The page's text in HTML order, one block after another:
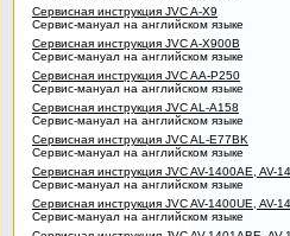
Сервисная инструкция JVC A-X9
Сервис-мануал на английском языке
Сервисная инструкция JVC A-X900B
Сервис-мануал на английском языке
Сервисная инструкция JVC AA-P250
Сервис-мануал на английском языке
Сервисная инструкция JVC AL-A158
Сервис-мануал на английском языке
Сервисная инструкция JVC AL-E77BK
Сервис-мануал на английском языке
Сервисная инструкция JVC AV-1400AE, AV-
Сервис-мануал на английском языке
Сервисная инструкция JVC AV-1400UE, AV-
Сервис-мануал на английском языке